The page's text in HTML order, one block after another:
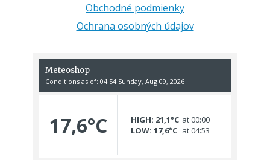
Obchodné podmienky
Ochrana osobných údajov